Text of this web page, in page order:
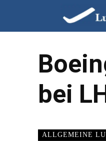
bei
ALLGEMEINE